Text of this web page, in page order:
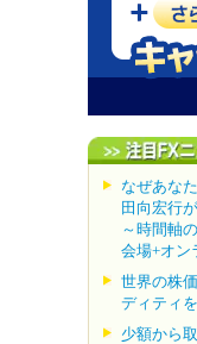
なぜあな
田向宏行
～時間軸
会場+オン
世界の株
ディティ
少額から